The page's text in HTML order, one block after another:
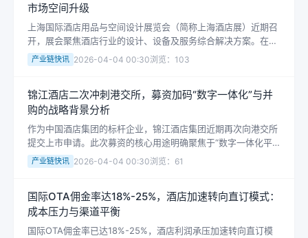
市场空间升级
上海国际酒店用品与空间设计展览会（简称上海酒店展）近期召
开，展会聚焦酒店行业的设计、设备及服务综合解决方案。在这
一背景下，九牧展出的全场景卫浴定制方案成为业界关注的焦
点。随着酒店产业进入客户体验升级的...
产业链快讯 2026-04-04 00:30浏览：103
锦江酒店二次冲刺港交所，募资加码“数字一体化”与并
购的战略背景分析
作为中国酒店集团的标杆企业，锦江酒店集团近期再次向港交所
提交上市申请。此次募资的核心用途明确聚焦于“数字一体化平
台建设”与“战略并购”两大方向，标志着从规模扩张转向效率升级
与资源整合的深度局部。在利空...
产业链快讯 2026-04-04 00:30浏览：61
国际OTA佣金率达18%-25%，酒店加速转向直订模式：
成本压力与渠道平衡
国际OTA佣金率已达18%-25%，酒店利润承压加速转向直订模